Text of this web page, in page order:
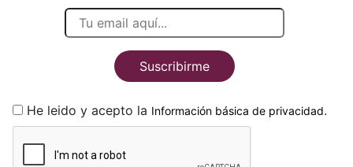
Suscribirme
He leido y acepto la Información básica de privacidad.